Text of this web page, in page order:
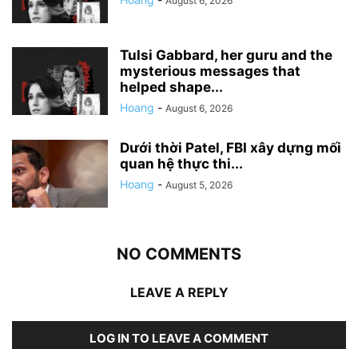
Tulsi Gabbard, her guru and the
mysterious messages that
helped shape...
Hoang - August 6, 2026
Dưới thời Patel, FBI xây dựng mối
quan hệ thực thi...
Hoang - August 5, 2026
NO COMMENTS
LEAVE A REPLY
LOG IN TO LEAVE A COMMENT